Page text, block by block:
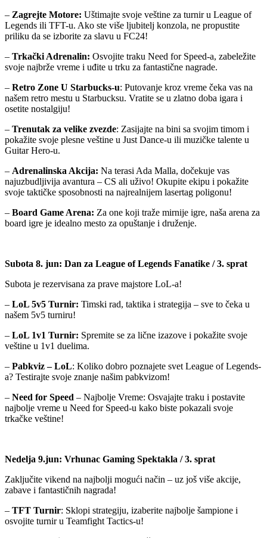
– Zagrejte Motore: Uštimajte svoje veštine za turnir u League of
Legends ili TFT-u. Ako ste više ljubitelj konzola, ne propustite
priliku da se izborite za slavu u FC24!
– Trkački Adrenalin: Osvojite traku Need for Speed-a, zabeležite
svoje najbrže vreme i uđite u trku za fantastične nagrade.
– Retro Zone U Starbucks-u: Putovanje kroz vreme čeka vas na
našem retro mestu u Starbucksu. Vratite se u zlatno doba igara i
osetite nostalgiju!
– Trenutak za velike zvezde: Zasijajte na bini sa svojim timom i
pokažite svoje plesne veštine u Just Dance-u ili muzičke talente u
Guitar Hero-u.
– Adrenalinska Akcija: Na terasi Ada Malla, dočekuje vas
najuzbudljivija avantura – CS ali uživo! Okupite ekipu i pokažite
svoje taktičke sposobnosti na najrealnijem lasertag poligonu!
– Board Game Arena: Za one koji traže mirnije igre, naša arena za
board igre je idealno mesto za opuštanje i druženje.
Subota 8. jun: Dan za League of Legends Fanatike / 3. sprat
Subota je rezervisana za prave majstore LoL-a!
– LoL 5v5 Turnir: Timski rad, taktika i strategija – sve to čeka u
našem 5v5 turniru!
– LoL 1v1 Turnir: Spremite se za lične izazove i pokažite svoje
veštine u 1v1 duelima.
– Pabkviz – LoL: Koliko dobro poznajete svet League of Legends-
a? Testirajte svoje znanje našim pabkvizom!
– Need for Speed – Najbolje Vreme: Osvajajte traku i postavite
najbolje vreme u Need for Speed-u kako biste pokazali svoje
trkačke veštine!
Nedelja 9.jun: Vrhunac Gaming Spektakla / 3. sprat
Zaključite vikend na najbolji mogući način – uz još više akcije,
zabave i fantastičnih nagrada!
– TFT Turnir: Sklopi strategiju, izaberite najbolje šampione i
osvojite turnir u Teamfight Tactics-u!